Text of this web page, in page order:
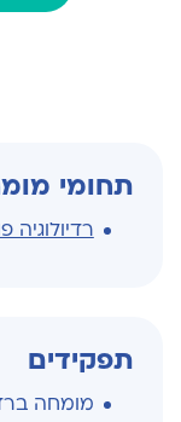
תחומי
רדיולוגיה
תפקידים
מומחה